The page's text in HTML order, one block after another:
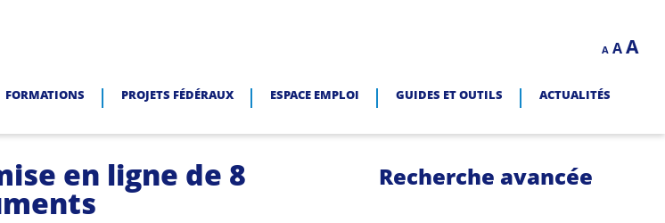
EN SITUATION DE VULNÉRABILITÉ. A
Decrease
font
A Reset
A
FORMATIONS PROJETS FÉDÉRAUX ESPACE EMPLOI GUIDES ET OUTILS
ACTUALITÉS
en ligne de 8 Recherche avancée